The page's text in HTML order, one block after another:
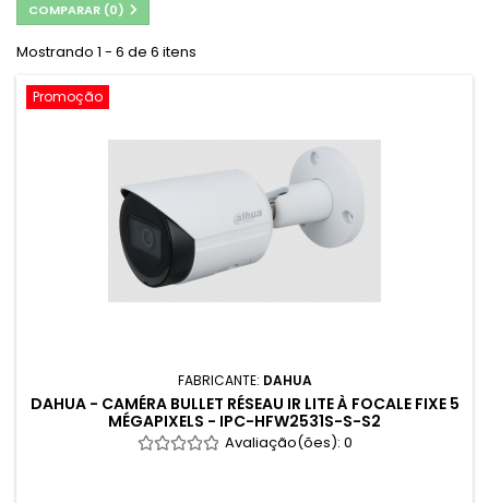
COMPARAR (0)
Mostrando 1 - 6 de 6 itens
Promoção
FABRICANTE: DAHUA
DAHUA - CAMÉRA BULLET RÉSEAU IR LITE À FOCALE FIXE 5
MÉGAPIXELS - IPC-HFW2531S-S-S2
Avaliação(ões): 0